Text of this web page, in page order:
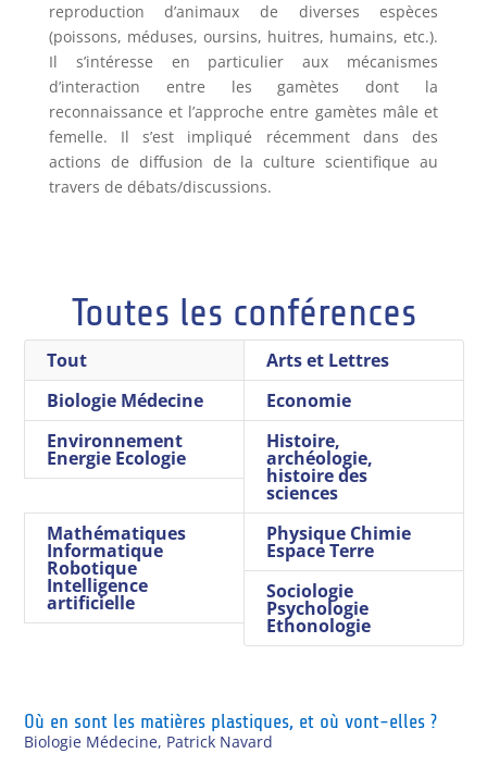
reproduction d’animaux de diverses espèces
(poissons, méduses, oursins, huitres, humains, etc.).
Il s’intéresse en particulier aux mécanismes
d’interaction entre les gamètes dont la
reconnaissance et l’approche entre gamètes mâle et
femelle. Il s’est impliqué récemment dans des
actions de diffusion de la culture scientifique au
travers de débats/discussions.
Toutes les conférences
Tout
Arts et Lettres
Biologie Médecine
Economie
Environnement
Energie Ecologie
Histoire,
archéologie,
histoire des
sciences
Mathématiques
Informatique
Robotique
Intelligence
artificielle
Physique Chimie
Espace Terre
Sociologie
Psychologie
Ethonologie
Où en sont les matières plastiques, et où vont-elles ?
Biologie Médecine, Patrick Navard